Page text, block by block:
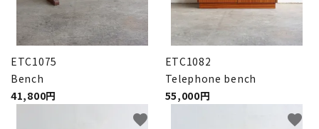
ETC1075
Bench
41,800円
ETC1082
Telephone bench
55,000円
favorite favorite